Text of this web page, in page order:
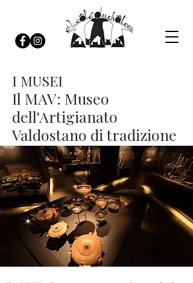
I MUSEI
Il MAV: Museo
dell'Artigianato
Valdostano di tradizione